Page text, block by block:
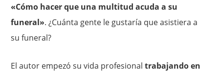
«Cómo hacer que una multitud acuda a su
funeral». ¿Cuánta gente le gustaría que asistiera a
su funeral?
El autor empezó su vida profesionaltrabajando en